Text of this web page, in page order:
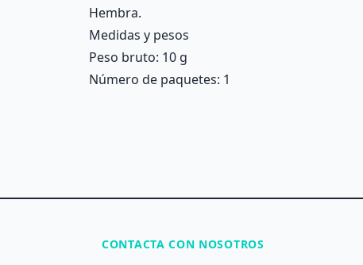
Hembra.
Medidas y pesos
Peso bruto: 10 g
Número de paquetes: 1
CONTACTA CON NOSOTROS